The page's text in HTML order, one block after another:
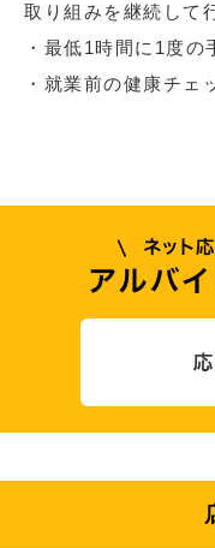
取り組みを継続して
・最低1時間に1度の
・就業前の健康チ